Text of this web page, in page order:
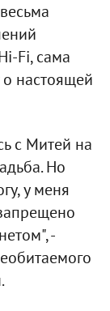
Fi, сама
о настоящей
с Митей на
Но
у меня
-